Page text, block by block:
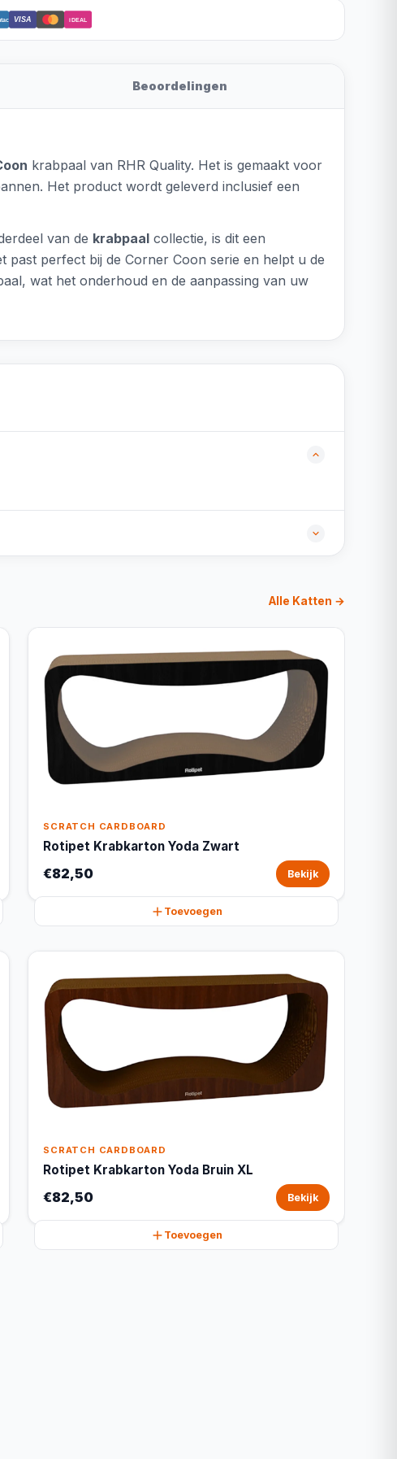
VISA iDEAL
Beoordelingen
krabpaal van RHR Quality. Het is gemaakt voor
Het product wordt geleverd inclusief een
van de krabpaal collectie, is dit een
past perfect bij de Corner Coon serie en helpt u de
wat het onderhoud en de aanpassing van uw
Alle Katten →
SCRATCH CARDBOARD
Rotipet Krabkarton Yoda Zwart
€82,50 Bekijk
Toevoegen
SCRATCH CARDBOARD
Rotipet Krabkarton Yoda Bruin XL
€82,50 Bekijk
Toevoegen